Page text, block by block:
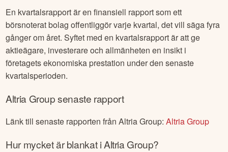
En kvartalsrapport är en finansiell rapport som ett
börsnoterat bolag offentliggör varje kvartal, det vill säga fyra
gånger om året. Syftet med en kvartalsrapport är att ge
aktieägare, investerare och allmänheten en insikt i
företagets ekonomiska prestation under den senaste
kvartalsperioden.
Altria Groupsenaste rapport
Länk till senaste rapporten frånAltria Group:Altria Group
Hur mycket är blankat iAltria Group?